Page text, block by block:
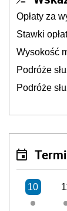
Opłaty za
Stawki
Wysokość
Podróże
Podróże
10